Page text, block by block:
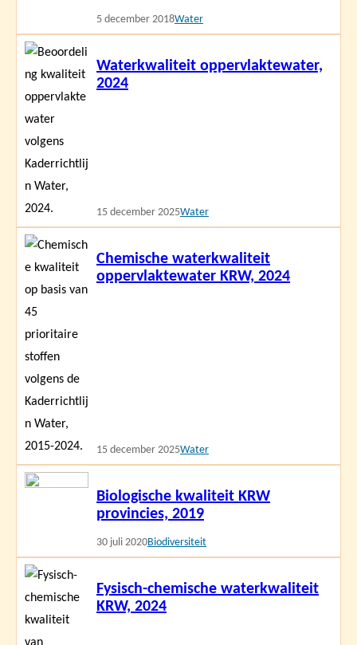
5 december 2018Water
Waterkwaliteit oppervlaktewater,
2024
15 december 2025Water
Lees
meer
Chemische waterkwaliteit
oppervlaktewater KRW, 2024
15 december 2025Water
Lees
meer
Biologische kwaliteit KRW
provincies, 2019
30 juli 2020Biodiversiteit
Lees
Fysisch-chemische waterkwaliteit
KRW, 2024
Lees
meer